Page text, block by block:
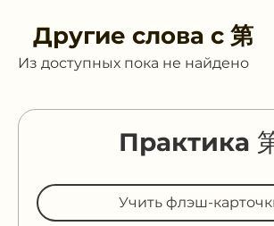
Другие слова с 第
Из доступных пока не найдено
Практика
Учить флэш-